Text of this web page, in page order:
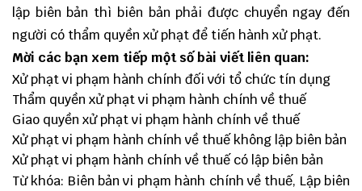
lập biên bản thì biên bản phải được chuyển ngay đến
người có thẩm quyền xử phạt để tiến hành xử phạt.
Mời các bạn xem tiếp một số bài viết liên quan:
Xử phạt vi phạm hành chính đối với tổ chức tín dụng
Thẩm quyền xử phạt vi phạm hành chính về thuế
Giao quyền xử phạt vi phạm hành chính về thuế
Xử phạt vi phạm hành chính về thuế không lập biên bản
Xử phạt vi phạm hành chính về thuế có lập biên bản
Từ khóa: Biên bản vi phạm hành chính về thuế, Lập biên